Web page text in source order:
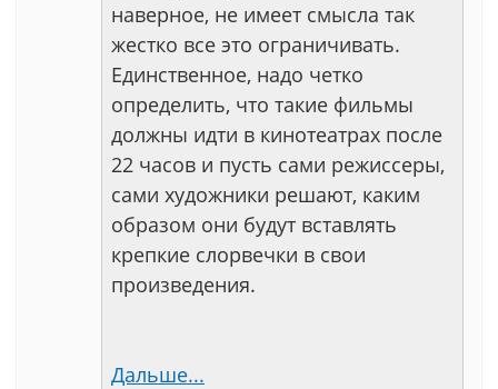
наверное, не имеет смысла так
жестко все это ограничивать.
Единственное, надо четко
определить, что такие фильмы
должны идти в кинотеатрах после
22 часов и пусть сами режиссеры,
сами художники решают, каким
образом они будут вставлять
крепкие слорвечки в свои
произведения.
Дальше...